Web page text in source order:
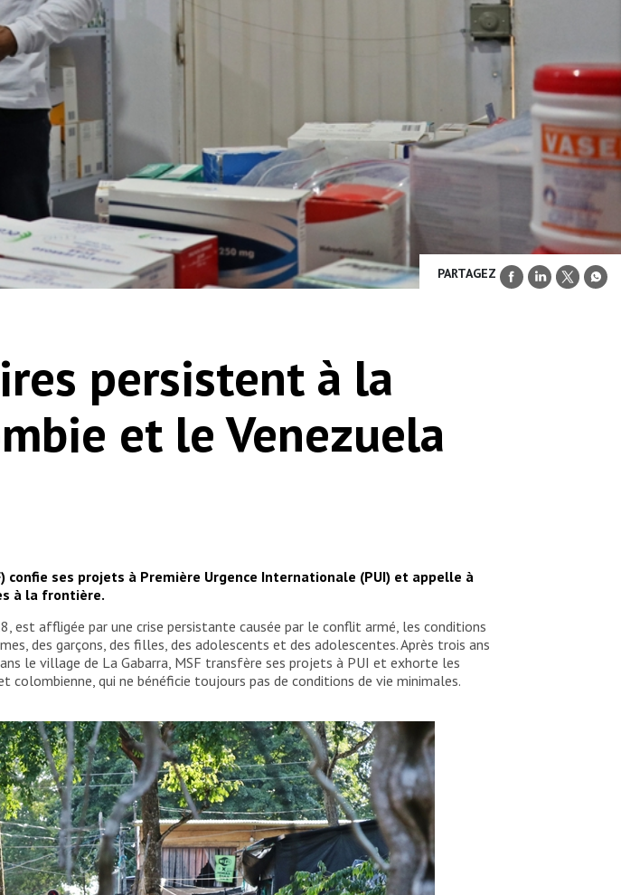
PARTAGEZ
persistent à la
et le Venezuela
confie ses projets à Première Urgence Internationale (PUI) et appelle à
à la frontière.
est affligée par une crise persistante causée par le conflit armé, les conditions
des garçons, des filles, des adolescents et des adolescentes. Après trois ans
le village de La Gabarra, MSF transfère ses projets à PUI et exhorte les
qui ne bénéficie toujours pas de conditions de vie minimales.